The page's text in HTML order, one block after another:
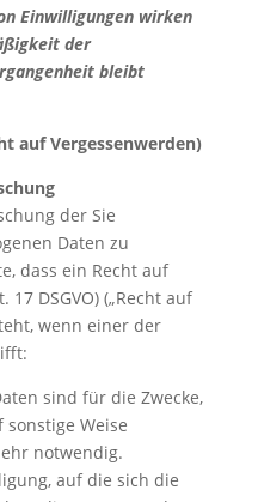
Einwilligungen wirken
der
bleibt
auf Vergessenwerden)
der Sie
Daten zu
dass ein Recht auf
DSGVO) („Recht auf
wenn einer der
sind für die Zwecke,
Weise
notwendig.
auf die sich die